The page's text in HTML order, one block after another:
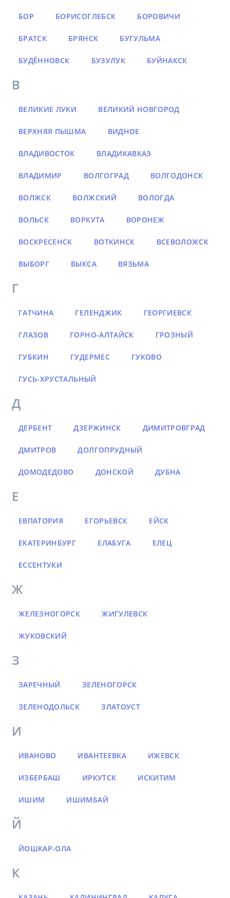
БОР БОРИСОГЛЕБСК БОРОВИЧИ
БРАТСК БРЯНСК БУГУЛЬМА
БУДЁННОВСК БУЗУЛУК БУЙНАКСК
В
ВЕЛИКИЕ ЛУКИ ВЕЛИКИЙ НОВГОРОД
ВЕРХНЯЯ ПЫШМА ВИДНОЕ
ВЛАДИВОСТОК ВЛАДИКАВКАЗ
ВЛАДИМИР ВОЛГОГРАД ВОЛГОДОНСК
ВОЛЖСК ВОЛЖСКИЙ ВОЛОГДА
ВОЛЬСК ВОРКУТА ВОРОНЕЖ
ВОСКРЕСЕНСК ВОТКИНСК ВСЕВОЛОЖСК
ВЫБОРГ ВЫКСА ВЯЗЬМА
Г
ГАТЧИНА ГЕЛЕНДЖИК ГЕОРГИЕВСК
ГЛАЗОВ ГОРНО-АЛТАЙСК ГРОЗНЫЙ
ГУБКИН ГУДЕРМЕС ГУКОВО
ГУСЬ-ХРУСТАЛЬНЫЙ
Д
ДЕРБЕНТ ДЗЕРЖИНСК ДИМИТРОВГРАД
ДМИТРОВ ДОЛГОПРУДНЫЙ
ДОМОДЕДОВО ДОНСКОЙ ДУБНА
Е
ЕВПАТОРИЯ ЕГОРЬЕВСК ЕЙСК
ЕКАТЕРИНБУРГ ЕЛАБУГА ЕЛЕЦ
ЕССЕНТУКИ
Ж
ЖЕЛЕЗНОГОРСК ЖИГУЛЕВСК
ЖУКОВСКИЙ
З
ЗАРЕЧНЫЙ ЗЕЛЕНОГОРСК
ЗЕЛЕНОДОЛЬСК ЗЛАТОУСТ
И
ИВАНОВО ИВАНТЕЕВКА ИЖЕВСК
ИЗБЕРБАШ ИРКУТСК ИСКИТИМ
ИШИМ ИШИМБАЙ
Й
ЙОШКАР-ОЛА
К